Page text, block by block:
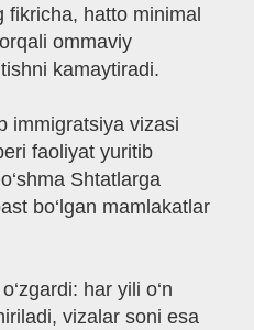
fikricha, hatto minimal
ommaviy
kamaytiradi.
immigratsiya vizasi
faoliyat yuritib
Shtatlarga
bo‘lgan mamlakatlar
har yili o‘n
vizalar soni esa